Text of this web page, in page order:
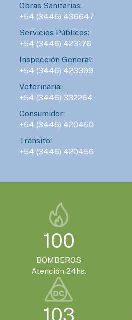
Obras Sanitarias:
+54 (3446) 436647
Servicios Públicos:
+54 (3446) 423176
Inspección General:
+54 (3446) 423399
Veterinaria:
+54 (3446) 332264
Consumidor:
+54 (3446) 420450
Tránsito:
+54 (3446) 420456
100
BOMBEROS
Atención 24hs.
103